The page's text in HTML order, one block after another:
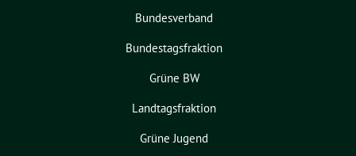
Bundesverband
Bundestagsfraktion
Grüne BW
Landtagsfraktion
Grüne Jugend